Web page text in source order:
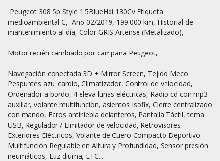
medioambiental C,  Año 02/2019, 199.000 km, Historial de
mantenimiento al día, Color GRIS Artense (Metalizado),
Motor recién cambiado por campaña Peugeot,
Navegación conectada 3D + Mirror Screen, Tejido Meco
Pespuntes azul cardio, Climatizador, Control de velocidad,
Ordenador a bordo, 4 eleva lunas eléctricas, Radio cd con mp3
auxiliar, volante multifuncion, asientos Isofix, Cierre centralizado
con mando, Faros antiniebla delanteros, Pantalla Táctil, toma
USB, Regulador / Limitador de velocidad, Retrovisores
Exteriores Eléctricos, Volante de Cuero Compacto Deportivo
Multifunción Regulable en Altura y Profundidad, Sensor presión
neumáticos, Luz diurna, ETC...